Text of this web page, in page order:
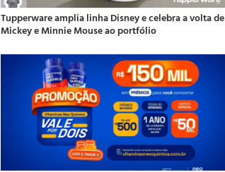
Tupperware amplia linha Disney e celebra a volta de
Mickey e Minnie Mouse ao portfólio